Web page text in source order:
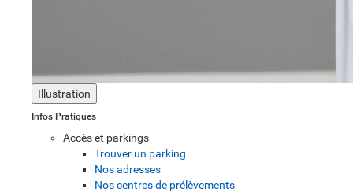
Illustration
Infos Pratiques
Accès et parkings
Trouver un parking
Nos adresses
Nos centres de prélèvements